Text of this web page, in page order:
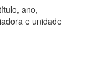
ano,
e unidade